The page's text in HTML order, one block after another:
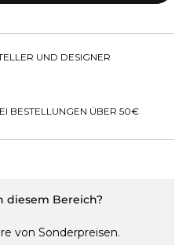
UND DESIGNER
BESTELLUNGEN ÜBER 50€
diesem Bereich?
von Sonderpreisen.